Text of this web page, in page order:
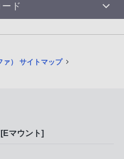
ド
ァ） サイトマップ
マウント]